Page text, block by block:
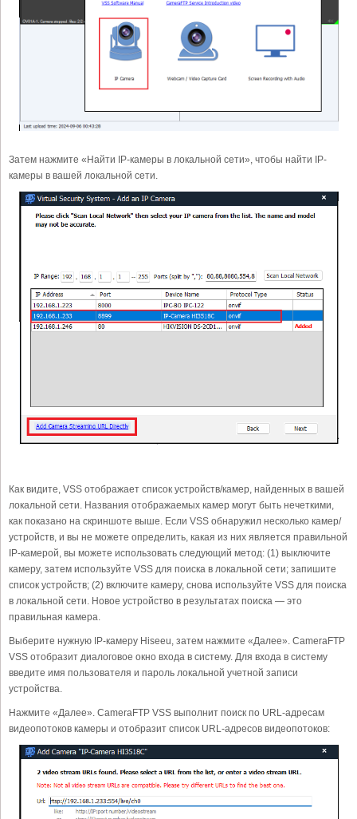
Затем нажмите «Найти IP-камеры в локальной сети», чтобы найти IP-
камеры в вашей локальной сети.
Как видите, VSS отображает список устройств/камер, найденных в вашей
локальной сети. Названия отображаемых камер могут быть нечеткими,
как показано на скриншоте выше. Если VSS обнаружил несколько камер/
устройств, и вы не можете определить, какая из них является правильной
IP-камерой, вы можете использовать следующий метод: (1) выключите
камеру, затем используйте VSS для поиска в локальной сети; запишите
список устройств; (2) включите камеру, снова используйте VSS для поиска
в локальной сети. Новое устройство в результатах поиска — это
правильная камера.
Выберите нужную IP-камеру Hiseeu, затем нажмите «Далее». CameraFTP
VSS отобразит диалоговое окно входа в систему. Для входа в систему
введите имя пользователя и пароль локальной учетной записи
устройства.
Нажмите «Далее». CameraFTP VSS выполнит поиск по URL-адресам
видеопотоков камеры и отобразит список URL-адресов видеопотоков: